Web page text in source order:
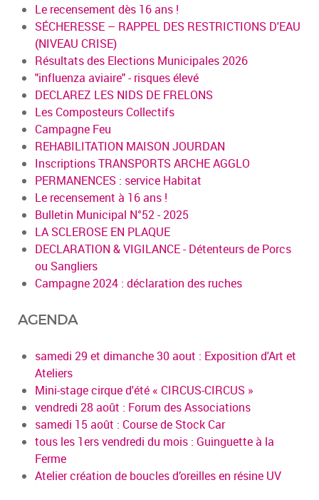
Le recensement dès 16 ans !
SÉCHERESSE – RAPPEL DES RESTRICTIONS D'EAU
(NIVEAU CRISE)
Résultats des Elections Municipales 2026
"influenza aviaire" - risques élevé
DECLAREZ LES NIDS DE FRELONS
Les Composteurs Collectifs
Campagne Feu
REHABILITATION MAISON JOURDAN
Inscriptions TRANSPORTS ARCHE AGGLO
PERMANENCES : service Habitat
Le recensement à 16 ans !
Bulletin Municipal N°52 - 2025
LA SCLEROSE EN PLAQUE
DECLARATION & VIGILANCE - Détenteurs de Porcs
ou Sangliers
Campagne 2024 : déclaration des ruches
AGENDA
samedi 29 et dimanche 30 aout : Exposition d'Art et
Ateliers
Mini-stage cirque d'été « CIRCUS-CIRCUS »
vendredi 28 août : Forum des Associations
samedi 15 août : Course de Stock Car
tous les 1ers vendredi du mois : Guinguette à la
Ferme
Atelier création de boucles d’oreilles en résine UV